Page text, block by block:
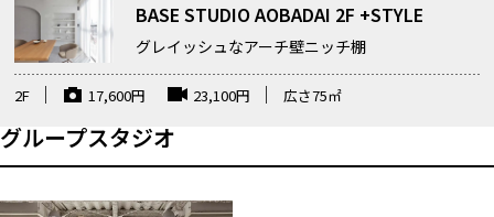
BASE STUDIO AOBADAI 2F +STYLE
グレイッシュなアーチ壁ニッチ棚
2F 17,600円 23,100円 広さ75㎡
グループスタジオ